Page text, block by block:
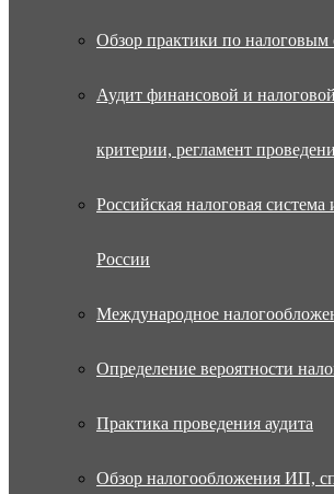
Обзор практики по налоговым
Аудит финансовой и
критерии, регламент
Российская налоговая система
России
Международное
Определение вероятности
Практика проведения аудита
Обзор налогообложения ИП,